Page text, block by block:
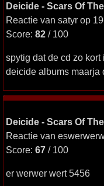
Deicide - Scars Of
Reactie van satyr op
Score: 82 / 100
spytig dat de cd zo
deicide albums maarja
Deicide - Scars Of
Reactie van
Score: 67 / 100
er werwer wert 5456